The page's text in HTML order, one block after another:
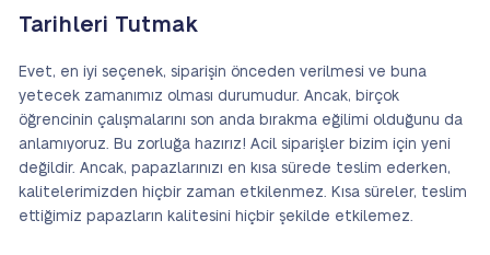
Tarihleri Tutmak
Evet, en iyi seçenek, siparişin önceden verilmesi ve buna
yetecek zamanımız olması durumudur. Ancak, birçok
öğrencinin çalışmalarını son anda bırakma eğilimi olduğunu da
anlamıyoruz. Bu zorluğa hazırız! Acil siparişler bizim için yeni
değildir. Ancak, papazlarınızı en kısa sürede teslim ederken,
kalitelerimizden hiçbir zaman etkilenmez. Kısa süreler, teslim
ettiğimiz papazların kalitesini hiçbir şekilde etkilemez.